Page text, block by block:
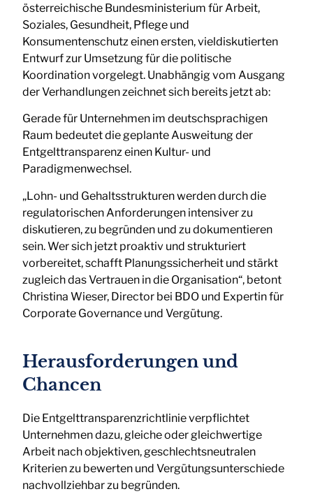
österreichische Bundesministerium für Arbeit,
Soziales, Gesundheit, Pflege und
Konsumentenschutz einen ersten, vieldiskutierten
Entwurf zur Umsetzung für die politische
Koordination vorgelegt. Unabhängig vom Ausgang
der Verhandlungen zeichnet sich bereits jetzt ab:
Gerade für Unternehmen im deutschsprachigen
Raum bedeutet die geplante Ausweitung der
Entgelttransparenz einen Kultur- und
Paradigmenwechsel.
„Lohn- und Gehaltsstrukturen werden durch die
regulatorischen Anforderungen intensiver zu
diskutieren, zu begründen und zu dokumentieren
sein. Wer sich jetzt proaktiv und strukturiert
vorbereitet, schafft Planungssicherheit und stärkt
zugleich das Vertrauen in die Organisation“, betont
Christina Wieser, Director bei BDO und Expertin für
Corporate Governance und Vergütung.
Herausforderungen und
Chancen
Die Entgelttransparenzrichtlinie verpflichtet
Unternehmen dazu, gleiche oder gleichwertige
Arbeit nach objektiven, geschlechtsneutralen
Kriterien zu bewerten und Vergütungsunterschiede
nachvollziehbar zu begründen.